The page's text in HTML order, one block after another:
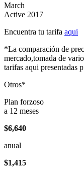
March
Active 2017
Encuentra tu tarifa aqui
*La comparación de
mercado,tomada de
tarifas aqui presentadas
Otros*
Plan forzoso
a 12 meses
$6,640
anual
$1,415